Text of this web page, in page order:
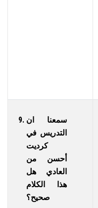
سمعنا ان
التدريس في
كرديت
أحسن من
العادي هل
هذا الكلام
صحيح؟